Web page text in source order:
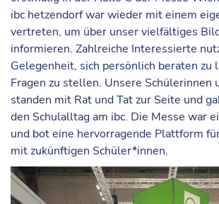
ibc hetzendorf war wieder mit einem
vertreten, um über unser vielfältiges
informieren. Zahlreiche Interessierte
Gelegenheit, sich persönlich beraten zu
Fragen zu stellen. Unsere Schülerinnen
standen mit Rat und Tat zur Seite und
den Schulalltag am ibc. Die Messe war
und bot eine hervorragende Plattform
mit zukünftigen Schüler*innen.